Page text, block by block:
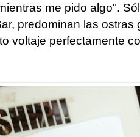
me pido algo".
predominan las
voltaje perfectamente